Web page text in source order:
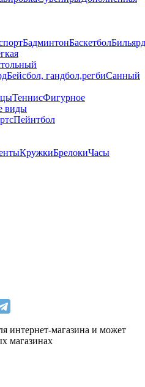
БадминтонБаскетболБильярд
Бейсбол, гандбол,регбиСанный
ТеннисФигурное
виды
Пейнтбол
КружкиБрелокиЧасы
интернет-магазина и может
магазинах